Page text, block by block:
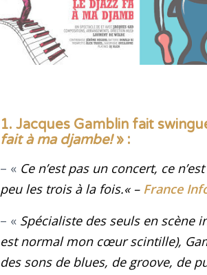
1. Jacques Gamblin fait
fait à ma djambe!» :
– « Ce n’est pas un concert, ce
peu les trois à la fois.« – France
– « Spécialiste des seuls en scène
est normal mon cœur scintille),
des sons de blues, de groove, de